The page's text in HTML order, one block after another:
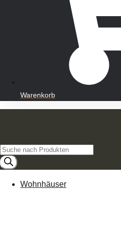
Warenkorb
Products
search
Wohnhäuser